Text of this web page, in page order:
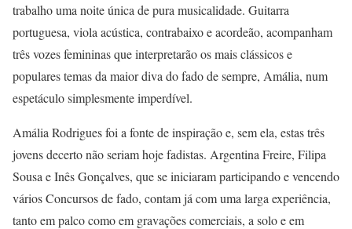
trabalho uma noite única de pura musicalidade. Guitarra
portuguesa, viola acústica, contrabaixo e acordeão, acompanham
três vozes femininas que interpretarão os mais clássicos e
populares temas da maior diva do fado de sempre, Amália, num
espetáculo simplesmente imperdível.
Amália Rodrigues foi a fonte de inspiração e, sem ela, estas três
jovens decerto não seriam hoje fadistas. Argentina Freire, Filipa
Sousa e Inês Gonçalves, que se iniciaram participando e vencendo
vários Concursos de fado, contam já com uma larga experiência,
tanto em palco como em gravações comerciais, a solo e em